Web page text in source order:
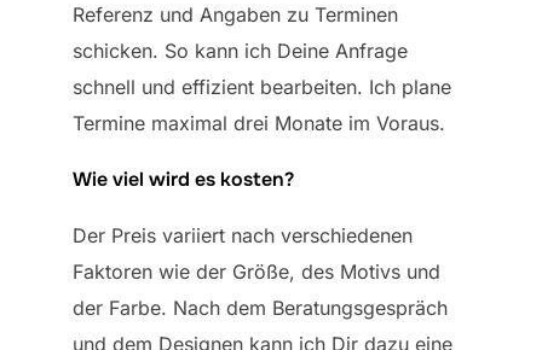
Referenz und Angaben zu Terminen
schicken. So kann ich Deine Anfrage
schnell und effizient bearbeiten. Ich plane
Termine maximal drei Monate im Voraus.
Wie viel wird es kosten?
Der Preis variiert nach verschiedenen
Faktoren wie der Größe, des Motivs und
der Farbe. Nach dem Beratungsgespräch
und dem Designen kann ich Dir dazu eine